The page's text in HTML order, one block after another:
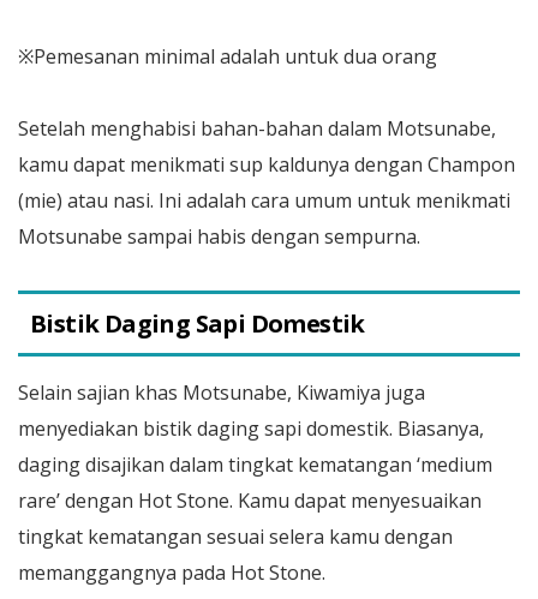
※Pemesanan minimal adalah untuk dua orang
Setelah menghabisi bahan-bahan dalam Motsunabe,
kamu dapat menikmati sup kaldunya dengan Champon
(mie) atau nasi. Ini adalah cara umum untuk menikmati
Motsunabe sampai habis dengan sempurna.
Bistik Daging Sapi Domestik
Selain sajian khas Motsunabe, Kiwamiya juga
menyediakan bistik daging sapi domestik. Biasanya,
daging disajikan dalam tingkat kematangan ‘medium
rare’ dengan Hot Stone. Kamu dapat menyesuaikan
tingkat kematangan sesuai selera kamu dengan
memanggangnya pada Hot Stone.